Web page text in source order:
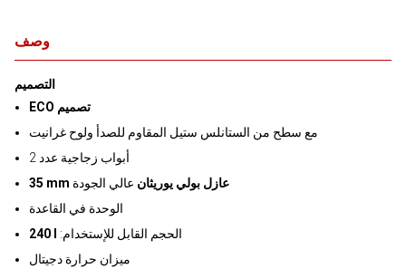
وصف
التصميم
ECO تصميم
مع سطح من الستانلس ستيل المقاوم للصدأ ولوح غرانيت
2 أبواب زجاجية عدد
35 mm عازل بولي يوريثان عالي الجودة
الوحدة في القاعدة
240 l
:الحجم القابل للإستخدام
ميزان حرارة دجيتال